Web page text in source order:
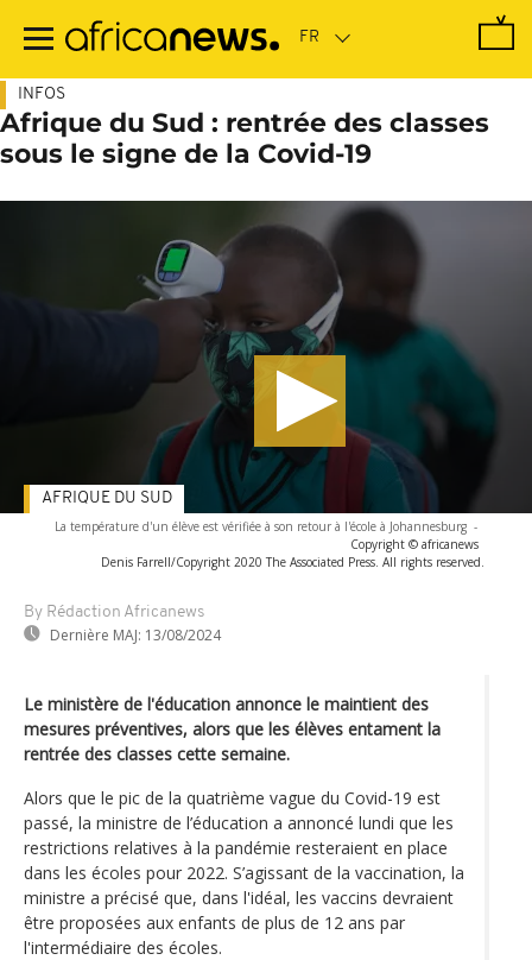
contenu
INFOS
Afrique du Sud : rentrée des classes
sous le signe de la Covid-19
La température d'un élève est vérifiée à son retour à l'école à Johannesburg -
Copyright © africanews
Denis Farrell/Copyright 2020 The Associated Press. All rights reserved.
By Rédaction Africanews
Dernière MAJ: 13/08/2024
AFRIQUE DU SUD
Le ministère de l'éducation annonce le maintient des
mesures préventives, alors que les élèves entament la
rentrée des classes cette semaine.
Alors que le pic de la quatrième vague du Covid-19 est
passé, la ministre de l’éducation a annoncé lundi que les
restrictions relatives à la pandémie resteraient en place
dans les écoles pour 2022. S’agissant de la vaccination, la
ministre a précisé que, dans l'idéal, les vaccins devraient
être proposées aux enfants de plus de 12 ans par
l'intermédiaire des écoles.